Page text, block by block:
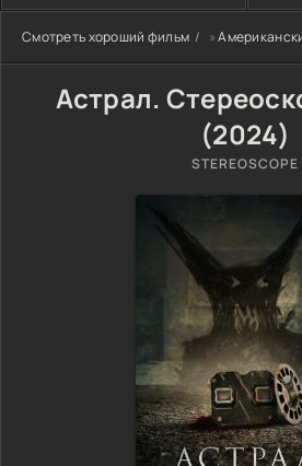
Смотреть хороший фильм »
Астрал.
(2024)
STEREOSCOPE